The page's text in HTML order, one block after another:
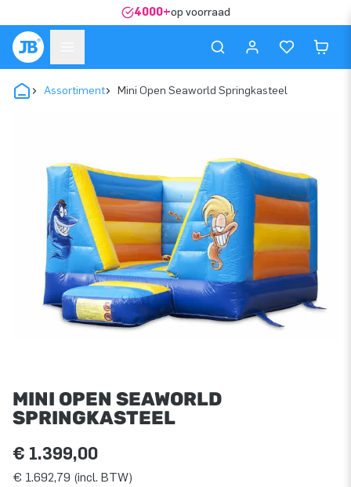
4000+op voorraad
Assortiment Mini Open Seaworld Springkasteel
MINI OPEN SEAWORLD
SPRINGKASTEEL
€ 1.399,00
€ 1.692,79 (incl. BTW)